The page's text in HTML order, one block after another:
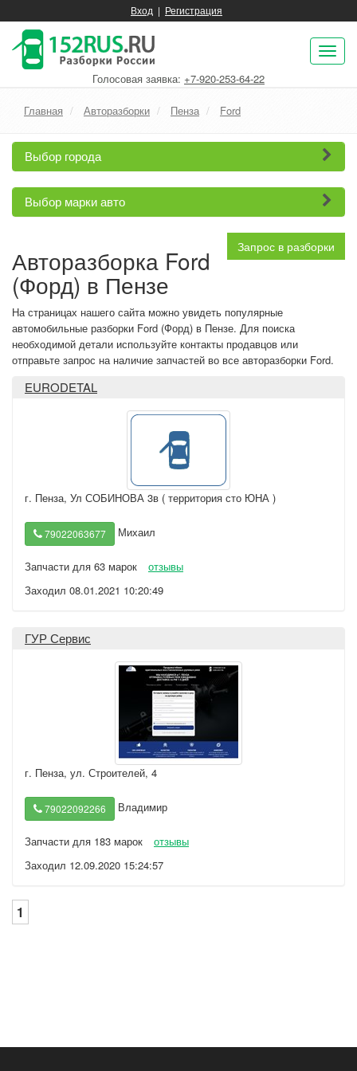
Вход | Регистрация
Голосовая заявка: +7-920-253-64-22
Главная Авторазборки Пенза Ford
Выбор города
Выбор марки авто
Запрос в разборки
Авторазборка Ford
(Форд) в Пензе
На страницах нашего сайта можно увидеть популярные
автомобильные разборки Ford (Форд) в Пензе. Для поиска
необходимой детали используйте контакты продавцов или
отправьте запрос на наличие запчастей во все авторазборки Ford.
EURODETAL
г. Пенза, Ул СОБИНОВА 3в ( территория сто ЮНА )
79022063677 Михаил
Запчасти для 63 марок
отзывы
Заходил 08.01.2021 10:20:49
ГУР Сервис
г. Пенза, ул. Строителей, 4
79022092266 Владимир
Запчасти для 183 марок
отзывы
Заходил 12.09.2020 15:24:57
1